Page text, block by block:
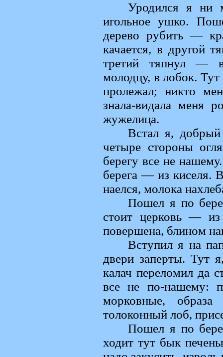
Уродился я ни
игольное ушко.
дерево рубить —
качается, в другой
третий тяпнул —
молодцу, в лобок.
пролежал; никто
знала-видала меня
жужелица.
Встал я, добрый
четыре стороны
берегу все не
берега — из киселя.
наелся, молока
Пошел я по
стоит церковь — из
повершена, блином
Вступил я на
двери заперты. Тут
калач переломил да
все не по-нашему:
морковные,
толоконный лоб,
Пошел я по
ходит тут бык